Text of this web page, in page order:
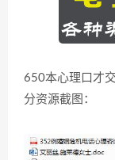
650本心理口才
分资源截图：